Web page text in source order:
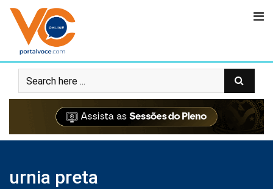
urnia preta